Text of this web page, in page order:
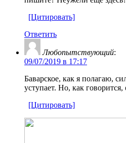
[Цитировать]
Ответить
Любопытствующий:
09/07/2019 в 17:17
Баварское, как я полагаю,
уступает. Но, как говорится,
[Цитировать]